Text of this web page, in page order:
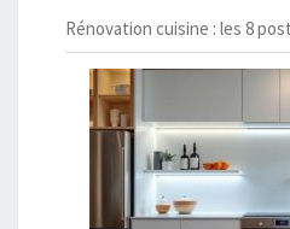
Rénovation cuisine : les 8